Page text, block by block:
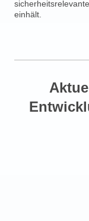
einhält.